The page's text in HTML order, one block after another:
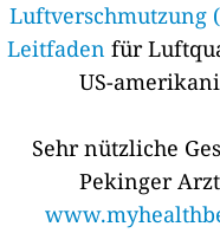
Luftverschmutzung
Leitfaden für
US-
Sehr nützliche
Pekinger